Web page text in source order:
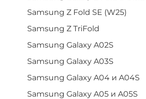
Samsung Z Fold SE (W25)
Samsung Z TriFold
Samsung Galaxy A02S
Samsung Galaxy A03S
Samsung Galaxy A04 и A04S
Samsung Galaxy A05 и A05S